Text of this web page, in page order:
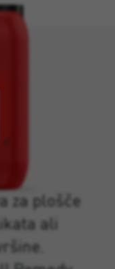
za plošče
ali